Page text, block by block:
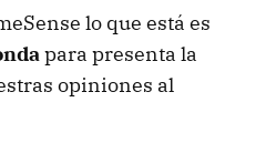
lo que está es
para presenta la
opiniones al